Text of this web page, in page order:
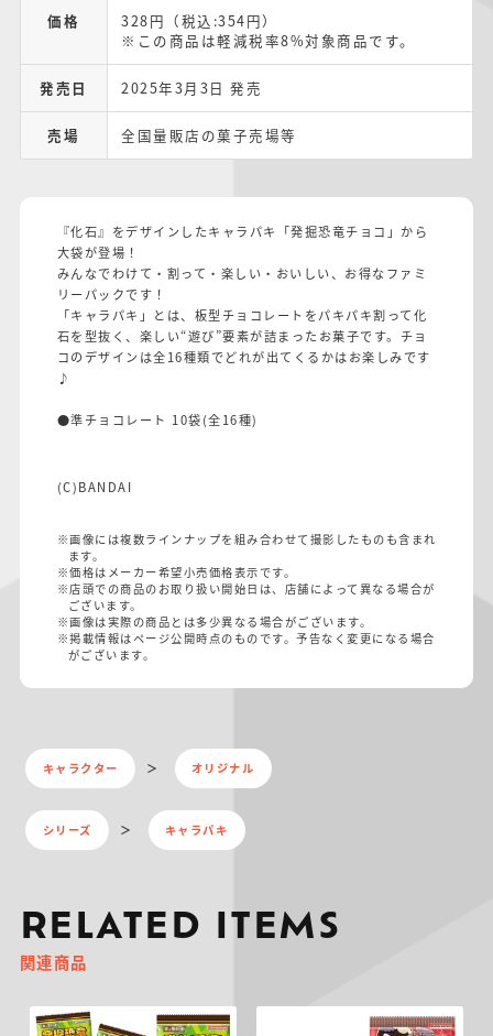
価格
328円（税込:354円）
※この商品は軽減税率8%対象商品です。
発売日 2025年3月3日 発売
売場 全国量販店の菓子売場等
『化石』をデザインしたキャラパキ「発掘恐竜チョコ」から
大袋が登場！
みんなでわけて・割って・楽しい・おいしい、お得なファミ
リーパックです！
「キャラパキ」とは、板型チョコレートをパキパキ割って化
石を型抜く、楽しい“遊び”要素が詰まったお菓子です。チョ
コのデザインは全16種類でどれが出てくるかはお楽しみです
♪
●準チョコレート 10袋(全16種)
(C)BANDAI
※画像には複数ラインナップを組み合わせて撮影したものも含まれ
ます。
※価格はメーカー希望小売価格表示です。
※店頭での商品のお取り扱い開始日は、店舗によって異なる場合が
ございます。
※画像は実際の商品とは多少異なる場合がございます。
※掲載情報はページ公開時点のものです。予告なく変更になる場合
がございます。
キャラクター オリジナル
シリーズ キャラパキ
RELATED ITEMS
関連商品